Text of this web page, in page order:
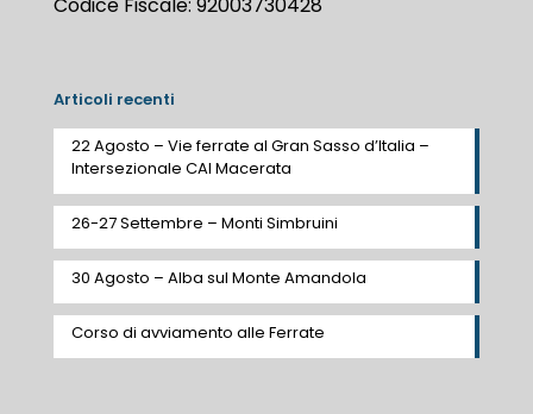
Codice Fiscale: 92003730428
Articoli recenti
22 Agosto – Vie ferrate al Gran Sasso d’Italia –
Intersezionale CAI Macerata
26-27 Settembre – Monti Simbruini
30 Agosto – Alba sul Monte Amandola
Corso di avviamento alle Ferrate